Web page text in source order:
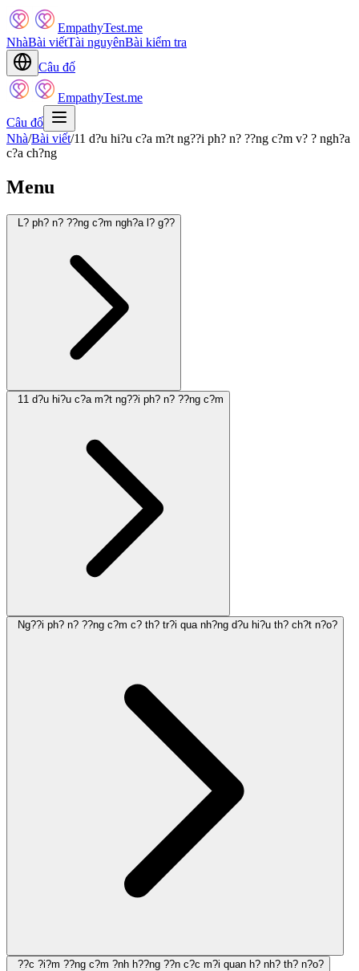
EmpathyTest.me
NhàBài viếtTài nguyênBài kiểm tra
Câu đố
EmpathyTest.me
Câu đố
Nhà/Bài viết/11 d?u hi?u c?a m?t ng??i ph? n? ??ng c?m v? ? ngh?a
c?a ch?ng
Menu
L? ph? n? ??ng c?m ngh?a l? g??
11 d?u hi?u c?a m?t ng??i ph? n? ??ng c?m
Ng??i ph? n? ??ng c?m c? th? tr?i qua nh?ng d?u hi?u th? ch?t n?o?
??c ?i?m ??ng c?m ?nh h??ng ??n c?c m?i quan h? nh? th? n?o?